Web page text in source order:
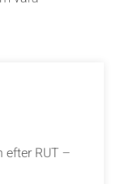
RUT –